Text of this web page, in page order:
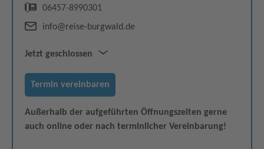
06457-8990301
info@reise-burgwald.de
Jetzt geschlossen
Mo & Do
09:30–17:00
Termin vereinbaren
Außerhalb der aufgeführten Öffnungszeiten gerne
auch online oder nach terminlicher Vereinbarung!